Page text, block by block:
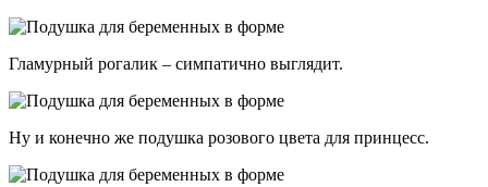
Гламурный рогалик – симпатично выглядит.
Ну и конечно же подушка розового цвета для принцесс.